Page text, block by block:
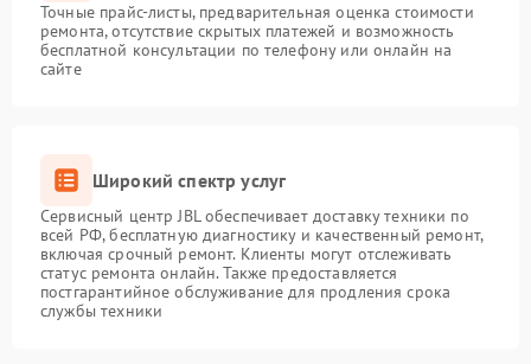
Точные прайс-листы, предварительная оценка стоимости
ремонта, отсутствие скрытых платежей и возможность
бесплатной консультации по телефону или онлайн на
сайте
Широкий спектр услуг
Сервисный центр JBL обеспечивает доставку техники по
всей РФ, бесплатную диагностику и качественный ремонт,
включая срочный ремонт. Клиенты могут отслеживать
статус ремонта онлайн. Также предоставляется
постгарантийное обслуживание для продления срока
службы техники